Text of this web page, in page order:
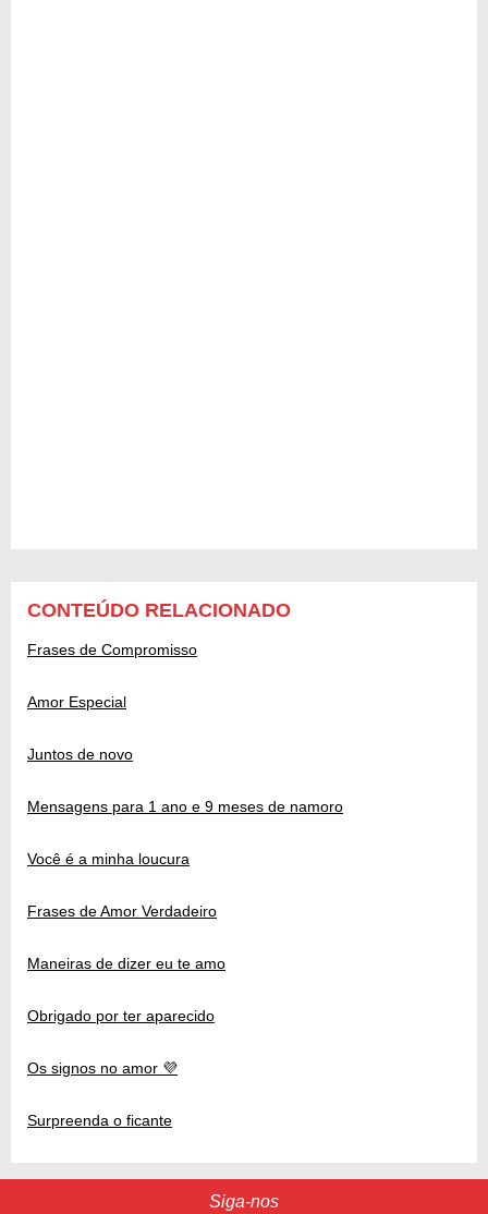
CONTEÚDO RELACIONADO
Frases de Compromisso
Amor Especial
Juntos de novo
Mensagens para 1 ano e 9 meses de namoro
Você é a minha loucura
Frases de Amor Verdadeiro
Maneiras de dizer eu te amo
Obrigado por ter aparecido
Os signos no amor 💜
Surpreenda o ficante
Siga-nos